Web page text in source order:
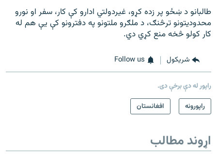
طالبانو د ښځو پر زده کړو، غیردولتي ادارو کې کار، سفر او نورو
محدودیتونو ترڅنګ، د ملګرو ملتونو په دفترونو کې یې هم له
کار کولو څخه منع کړي دي.
شريکول Follow us
راپور له دې برخې دی.
راپورونه
افغانستان
اړوند مطالب